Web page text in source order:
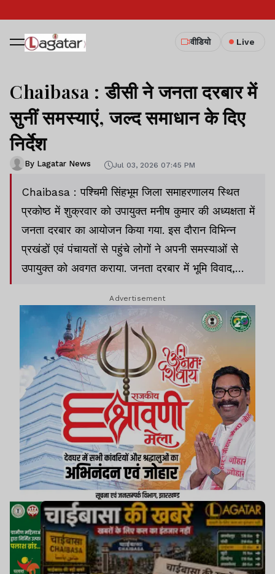
वीडियो Live
Chaibasa : डीसी ने जनता दरबार में
सुनीं समस्याएं, जल्द समाधान के दिए
निर्देश
By Lagatar News Jul 03, 2026 07:45 PM
Chaibasa : पश्चिमी सिंहभूम जिला समाहरणालय स्थित
प्रकोष्ठ में शुक्रवार को उपायुक्त मनीष कुमार की अध्यक्षता में
जनता दरबार का आयोजन किया गया. इस दौरान विभिन्न
प्रखंडों एवं पंचायतों से पहुंचे लोगों ने अपनी समस्याओं से
उपायुक्त को अवगत कराया. जनता दरबार में भूमि विवाद,
प्रधानमंत्री आवास योजना, पेयजल, विद्युत आपूर्ति, सड़क
निर्माण, शिक्षा, स्वास्थ्य, प्रमाण-पत्र निर्गमन, अतिक्रमण
और विभिन्न जनकल्याणकारी योजनाओं से जुड़े आवेदन प्राप्त
हुए.
Advertisement